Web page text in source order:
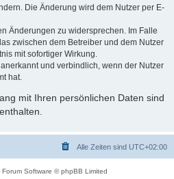
Die Änderung wird dem Nutzer per E-
Änderungen zu widersprechen. Im Falle
zwischen dem Betreiber und dem Nutzer
mit sofortiger Wirkung.
und verbindlich, wenn der Nutzer
hat.
mit Ihren persönlichen Daten sind
Alle Zeiten sind UTC+02:00
Forum Software © phpBB Limited